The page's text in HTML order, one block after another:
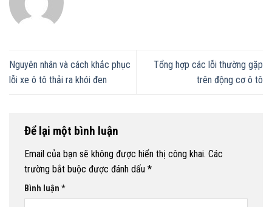
Nguyên nhân và cách khắc phục
lỗi xe ô tô thải ra khói đen
Tổng hợp các lỗi thường gặp
trên động cơ ô tô
Để lại một bình luận
Email của bạn sẽ không được hiển thị công khai. Các
trường bắt buộc được đánh dấu *
Bình luận *